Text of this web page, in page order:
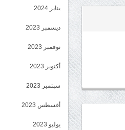
يناير 2024
ديسمبر 2023
نوفمبر 2023
أكتوبر 2023
سبتمبر 2023
أغسطس 2023
يوليو 2023